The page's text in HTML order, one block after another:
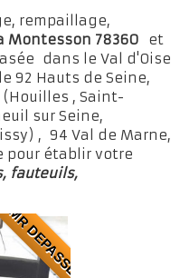
rempaillage,
Montesson 78360
et
dans le Val d'Oise
92 Hauts de Seine,
(Houilles , Saint-
sur Seine,
, 94 Val de Marne,
pour établir votre
fauteuils,
MR DEPASSE